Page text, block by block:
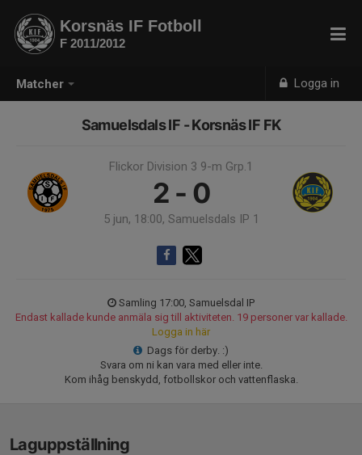
Matcher Logga in
Korsnäs IF Fotboll
F 2011/2012
Samuelsdals IF - Korsnäs IF FK
Flickor Division 3 9-m Grp.1
2 - 0
5 jun, 18:00, Samuelsdals IP 1
Samling 17:00, Samuelsdal IP
Endast kallade kunde anmäla sig till aktiviteten. 19 personer var kallade.
Logga in här
Dags för derby. :)
Svara om ni kan vara med eller inte.
Kom ihåg benskydd, fotbollskor och vattenflaska.
Laguppställning